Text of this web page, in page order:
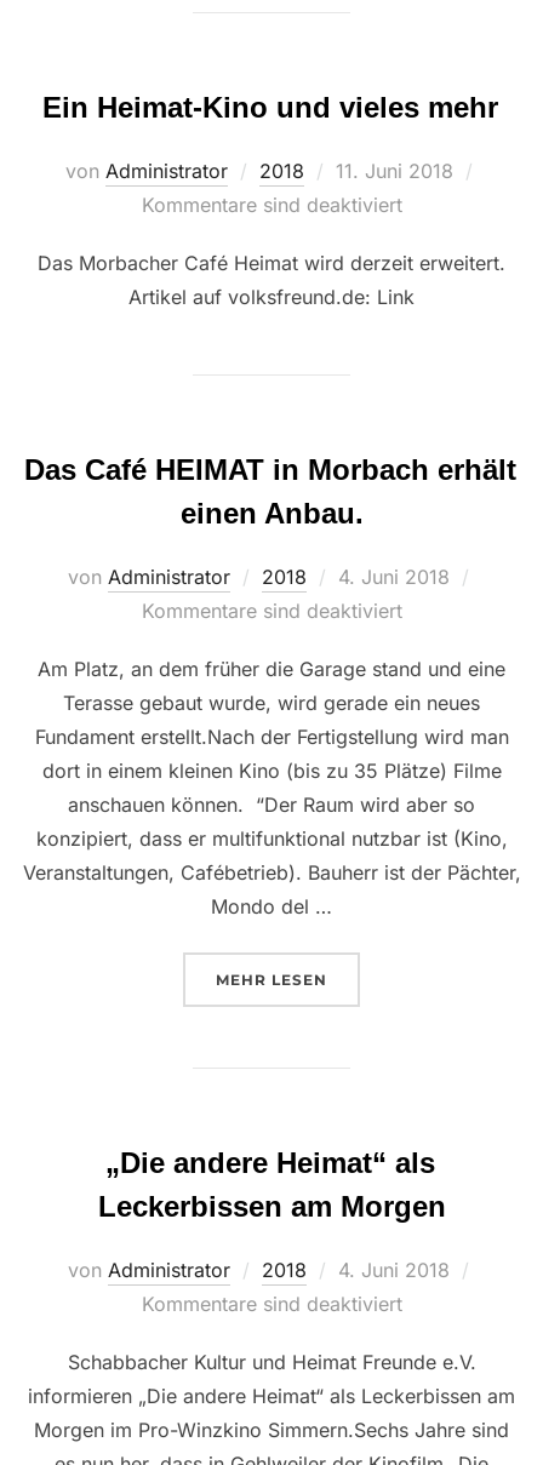
Ein Heimat-Kino und vieles mehr
von Administrator 2018
Veröffentlicht
am
11. Juni 2018
Kommentare sind deaktiviert
Das Morbacher Café Heimat wird derzeit erweitert.
Artikel auf volksfreund.de: Link
Das Café HEIMAT in Morbach erhält
einen Anbau.
von Administrator 2018
Veröffentlicht
am
4. Juni 2018
Kommentare sind deaktiviert
Am Platz, an dem früher die Garage stand und eine
Terasse gebaut wurde, wird gerade ein neues
Fundament erstellt.Nach der Fertigstellung wird man
dort in einem kleinen Kino (bis zu 35 Plätze) Filme
anschauen können. “Der Raum wird aber so
konzipiert, dass er multifunktional nutzbar ist (Kino,
Veranstaltungen, Cafébetrieb). Bauherr ist der Pächter,
Mondo del …
MEHR ÜBER “DAS CAFÉ HEIMAT IN
LESEN
„Die andere Heimat“ als
Leckerbissen am Morgen
von Administrator 2018
Veröffentlicht
am
4. Juni 2018
Kommentare sind deaktiviert
Schabbacher Kultur und Heimat Freunde e.V.
informieren „Die andere Heimat“ als Leckerbissen am
Morgen im Pro-Winzkino Simmern.Sechs Jahre sind